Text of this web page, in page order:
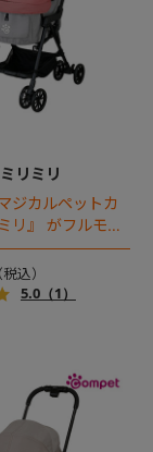
リミリ
ジカルペットカ
リ』 がフルモデ
新機能「マジカ
ィング」搭載
5.0（1）